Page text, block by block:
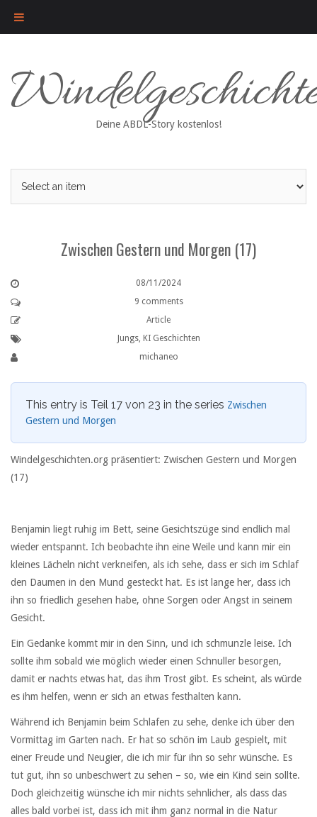
content
Deine ABDL-Story kostenlos!
Zwischen Gestern und Morgen (17)
08/11/2024
9 comments
Article
Jungs, KI Geschichten
michaneo
This entry is Teil 17 von 23 in the series Zwischen
Gestern und Morgen
Windelgeschichten.org präsentiert: Zwischen Gestern und Morgen
(17)
Benjamin liegt ruhig im Bett, seine Gesichtszüge sind endlich mal
wieder entspannt. Ich beobachte ihn eine Weile und kann mir ein
kleines Lächeln nicht verkneifen, als ich sehe, dass er sich im Schlaf
den Daumen in den Mund gesteckt hat. Es ist lange her, dass ich
ihn so friedlich gesehen habe, ohne Sorgen oder Angst in seinem
Gesicht.
Ein Gedanke kommt mir in den Sinn, und ich schmunzle leise. Ich
sollte ihm sobald wie möglich wieder einen Schnuller besorgen,
damit er nachts etwas hat, das ihm Trost gibt. Es scheint, als würde
es ihm helfen, wenn er sich an etwas festhalten kann.
Während ich Benjamin beim Schlafen zu sehe, denke ich über den
Vormittag im Garten nach. Er hat so schön im Laub gespielt, mit
einer Freude und Neugier, die ich mir für ihn so sehr wünsche. Es
tut gut, ihn so unbeschwert zu sehen – so, wie ein Kind sein sollte.
Doch gleichzeitig wünsche ich mir nichts sehnlicher, als dass das
alles bald vorbei ist, dass ich mit ihm ganz normal in die Natur